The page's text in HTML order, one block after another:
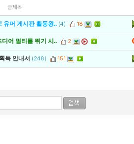
글제목
유머 게시판 활동왕.. (4) 18
어 멀티를 뛰기 시.. 2
득 안내서 (248) 151